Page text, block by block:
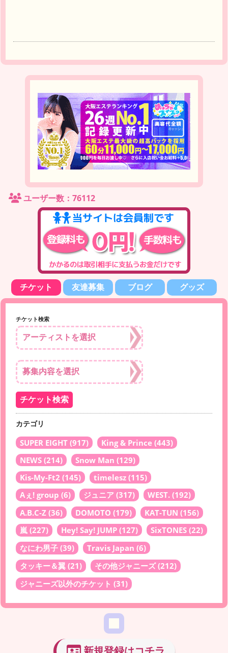
ユーザー数：76112
チケット 友達募集 ブログ グッズ
チケット検索
カテゴリ
SUPER EIGHT (917) King & Prince (443)
NEWS (214) Snow Man (129)
Kis-My-Ft2 (145) timelesz (115)
Aぇ! group (6) ジュニア (317) WEST. (192)
A.B.C-Z (36) DOMOTO (179) KAT-TUN (156)
嵐 (227) Hey! Say! JUMP (127) SixTONES (22)
なにわ男子 (39) Travis Japan (6)
タッキー＆翼 (21) その他ジャニーズ(212)
ジャニーズ以外のチケット (31)